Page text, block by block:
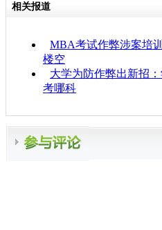
相关报道
MBA考试作弊涉案培
楼空
大学为防作弊出新招
考哪科